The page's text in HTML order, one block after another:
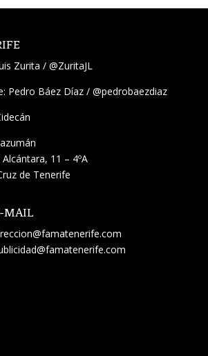
Zurita / @ZuritaJL
Pedro Báez Díaz / @pedrobaezdiaz
11 – 4ºA
de Tenerife
MAIL